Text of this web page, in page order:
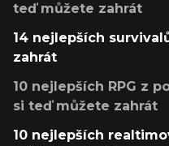
teď můžete zahrát
14 nejlepších
zahrát
10 nejlepších RPG z
si teď můžete zahrát
10 nejlepších